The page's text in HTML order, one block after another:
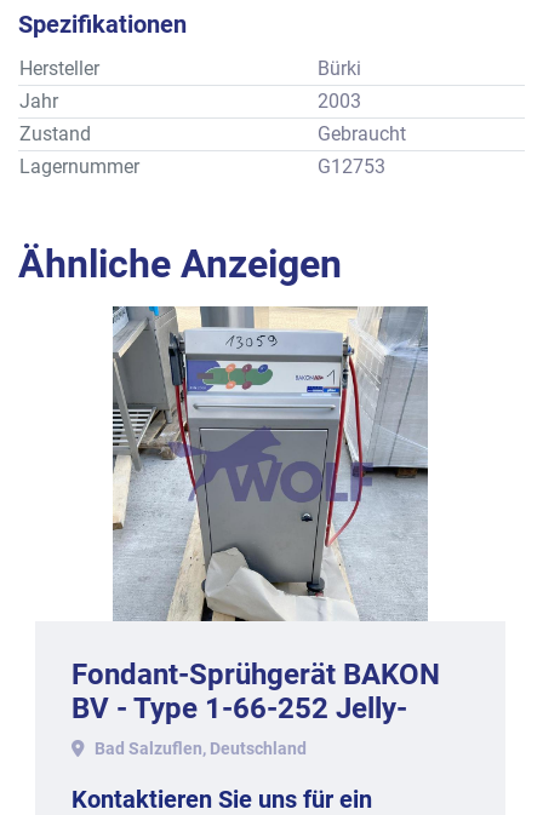
Spezifikationen
Hersteller
Bürki
Jahr
2003
Zustand
Gebraucht
Lagernummer
G12753
Ähnliche Anzeigen
Fondant-Sprühgerät BAKON
BV - Type 1-66-252 Jelly-
2000.
Bad Salzuflen, Deutschland
Kontaktieren Sie uns für ein